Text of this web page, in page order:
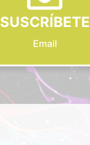
SUSCRÍBETE
Email